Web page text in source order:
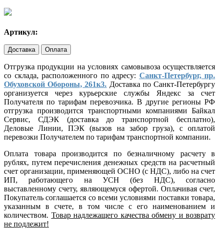
Артикул:
Доставка Оплата
Отгрузка продукции на условиях самовывоза осуществляется
со склада, расположенного по адресу: Санкт-Петербург, пр.
Обуховской Обороны, 261к3. Доставка по Санкт-Петербургу
организуется через курьерские службы Яндекс за счет
Получателя по тарифам перевозчика. В другие регионы РФ
отгрузка производится транспортными компаниями Байкал
Сервис, СДЭК (доставка до транспортной бесплатно),
Деловые Линии, ПЭК (вызов на забор груза), с оплатой
перевозки Получателем по тарифам транспортной компании.
Оплата товара производится по безналичному расчету в
рублях, путем перечисления денежных средств на расчетный
счет организации, применяющей ОСНО (с НДС), либо на счет
ИП, работающего на УСН (без НДС), согласно
выставленному счету, являющемуся офертой. Оплачивая счет,
Покупатель соглашается со всеми условиями поставки товара,
указанным в счете, в том числе с его наименованием и
количеством. Товар надлежащего качества обмену и возврату
не подлежит!